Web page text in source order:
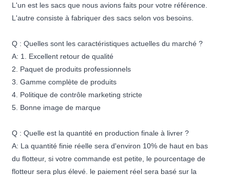
L'un est les sacs que nous avions faits pour votre référence.
L'autre consiste à fabriquer des sacs selon vos besoins.
Q : Quelles sont les caractéristiques actuelles du marché ?
A: 1. Excellent retour de qualité
2. Paquet de produits professionnels
3. Gamme complète de produits
4. Politique de contrôle marketing stricte
5. Bonne image de marque
Q : Quelle est la quantité en production finale à livrer ?
A: La quantité finie réelle sera d'environ 10% de haut en bas
du flotteur, si votre commande est petite, le pourcentage de
flotteur sera plus élevé. le paiement réel sera basé sur la